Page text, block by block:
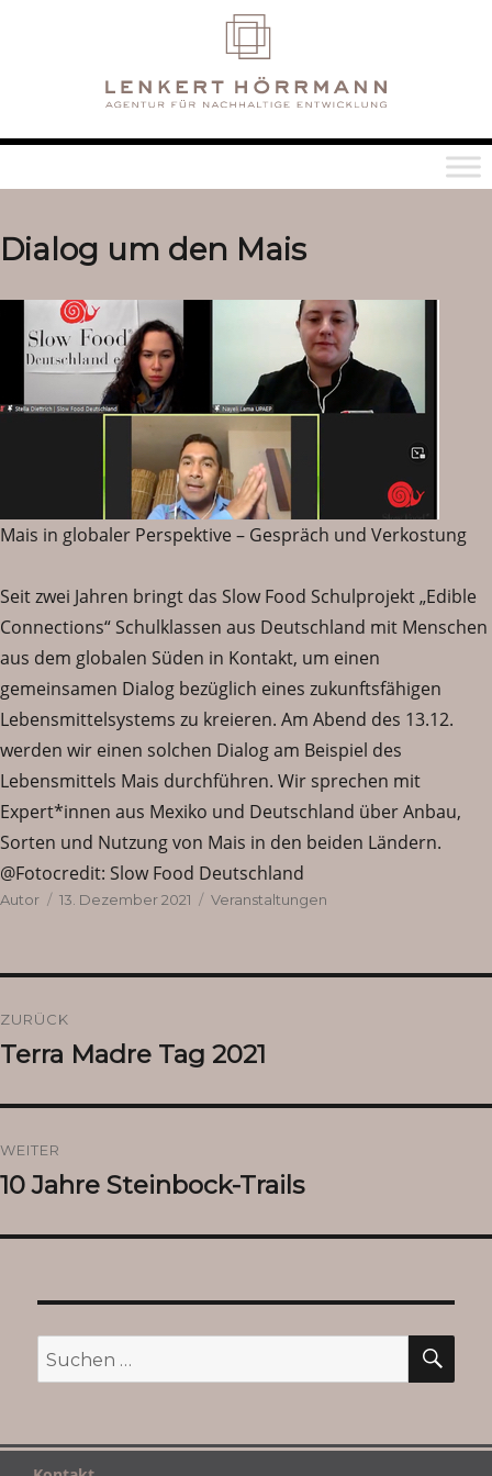
Dialog um den Mais
Mais in globaler Perspektive – Gespräch und Verkostung
Seit zwei Jahren bringt das Slow Food Schulprojekt „Edible
Connections“ Schulklassen aus Deutschland mit Menschen
aus dem globalen Süden in Kontakt, um einen
gemeinsamen Dialog bezüglich eines zukunftsfähigen
Lebensmittelsystems zu kreieren. Am Abend des 13.12.
werden wir einen solchen Dialog am Beispiel des
Lebensmittels Mais durchführen. Wir sprechen mit
Expert*innen aus Mexiko und Deutschland über Anbau,
Sorten und Nutzung von Mais in den beiden Ländern.
@Fotocredit: Slow Food Deutschland
Autor
Autor
Veröffentlicht
13. Dezember 2021 Kategorien
Veranstaltungen
ZURÜCK
Vorheriger
Terra Madre Tag 2021
WEITER
Nächster
10 Jahre Steinbock-Trails
Suchen
nach: